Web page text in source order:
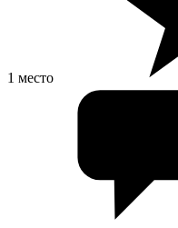
1 место